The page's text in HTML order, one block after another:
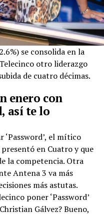
se consolida en la
otro liderazgo
de cuatro décimas.
enero con
así te lo
el mítico
en Cuatro y que
la competencia. Otra
Antena 3 va más
más astutas.
poner ‘Password’
Gálvez? Bueno,